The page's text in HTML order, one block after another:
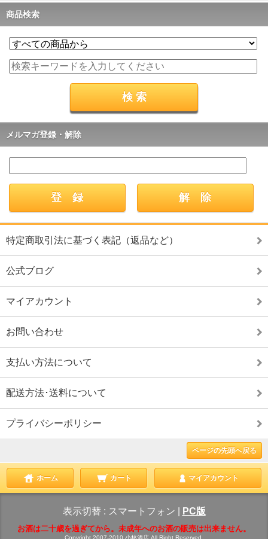
商品検索
メルマガ登録・解除
特定商取引法に基づく表記（返品など）
公式ブログ
マイアカウント
お問い合わせ
支払い方法について
配送方法･送料について
プライバシーポリシー
ページの先頭へ戻る
ホーム カート マイアカウント
表示切替 : スマートフォン PC版
お酒は二十歳を過ぎてから。未成年へのお酒の販売は出来ません。
Copyright 2007-2010 小林酒店 All Right Reserved.